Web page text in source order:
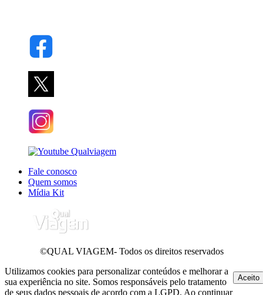
Fale conosco
Quem somos
Mídia Kit
©QUAL VIAGEM- Todos os direitos reservados
Utilizamos cookies para personalizar conteúdos e melhorar a
sua experiência no site. Somos responsáveis pelo tratamento
de seus dados pessoais de acordo com a LGPD. Ao continuar
Aceito